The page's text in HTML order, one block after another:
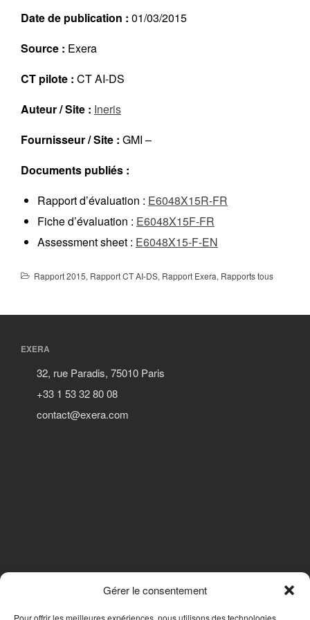
Gérer le consentement
Pour offrir les meilleures expériences, nous utilisons des technologies
Connexion
Date de publication : 01/03/2015
Source : Exera
CT pilote : CT AI-DS
Auteur / Site : Ineris
Fournisseur / Site : GMI –
Documents publiés :
Rapport d’évaluation : E6048X15R-FR
Fiche d’évaluation : E6048X15F-FR
Assessment sheet : E6048X15-F-EN
Rapport 2015, Rapport CT AI-DS, Rapport Exera, Rapports tous
EXERA
32, rue Paradis, 75010 Paris
+33 1 53 32 80 08
contact@exera.com